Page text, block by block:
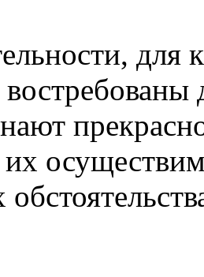
для
их